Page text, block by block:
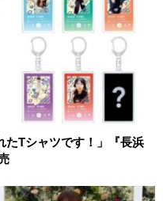
たTシャツです！」『長浜